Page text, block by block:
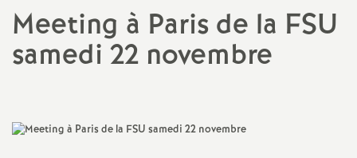
a
t
Meeting à Paris de la FSU
samedi 22 novembre